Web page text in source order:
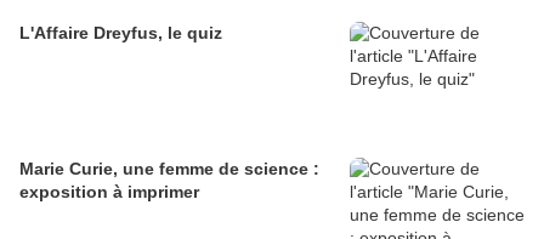
L'Affaire Dreyfus, le quiz
Marie Curie, une femme de science :
exposition à imprimer